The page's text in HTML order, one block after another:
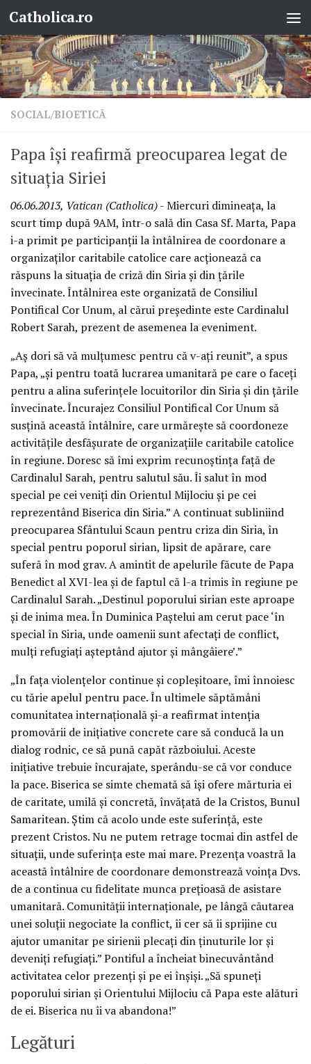
Skip to content
Catholica.ro
SOCIAL/BIOETICĂ
Papa îşi reafirmă preocuparea legat de
situaţia Siriei
06.06.2013, Vatican (Catholica)- Miercuri dimineaţa, la
scurt timp după 9AM, într-o sală din Casa Sf. Marta, Papa
i-a primit pe participanţii la întâlnirea de coordonare a
organizaţilor caritabile catolice care acţionează ca
răspuns la situaţia de criză din Siria şi din ţările
învecinate. Întâlnirea este organizată de Consiliul
Pontifical Cor Unum, al cărui preşedinte este Cardinalul
Robert Sarah, prezent de asemenea la eveniment.
„Aş dori să vă mulţumesc pentru că v-aţi reunit”, a spus
Papa, „şi pentru toată lucrarea umanitară pe care o faceţi
pentru a alina suferinţele locuitorilor din Siria şi din ţările
învecinate. Încurajez Consiliul Pontifical Cor Unum să
susţină această întâlnire, care urmăreşte să coordoneze
activităţile desfăşurate de organizaţiile caritabile catolice
în regiune. Doresc să îmi exprim recunoştinţa faţă de
Cardinalul Sarah, pentru salutul său. Îi salut în mod
special pe cei veniţi din Orientul Mijlociu şi pe cei
reprezentând Biserica din Siria.” A continuat subliniind
preocuparea Sfântului Scaun pentru criza din Siria, în
special pentru poporul sirian, lipsit de apărare, care
suferă în mod grav. A amintit de apelurile făcute de Papa
Benedict al XVI-lea şi de faptul că l-a trimis în regiune pe
Cardinalul Sarah. „Destinul poporului sirian este aproape
şi de inima mea. În Duminica Paştelui am cerut pace ‘în
special în Siria, unde oamenii sunt afectaţi de conflict,
mulţi refugiaţi aşteptând ajutor şi mângâiere’.”
„În faţa violenţelor continue şi copleşitoare, îmi înnoiesc
cu tărie apelul pentru pace. În ultimele săptămâni
comunitatea internaţională şi-a reafirmat intenţia
promovării de iniţiative concrete care să conducă la un
dialog rodnic, ce să pună capăt războiului. Aceste
iniţiative trebuie încurajate, sperându-se că vor conduce
la pace. Biserica se simte chemată să îşi ofere mărturia ei
de caritate, umilă şi concretă, învăţată de la Cristos, Bunul
Samaritean. Ştim că acolo unde este suferinţă, este
prezent Cristos. Nu ne putem retrage tocmai din astfel de
situaţii, unde suferinţa este mai mare. Prezenţa voastră la
această întâlnire de coordonare demonstrează voinţa Dvs.
de a continua cu fidelitate munca preţioasă de asistare
umanitară. Comunităţii internaţionale, pe lângă căutarea
unei soluţii negociate la conflict, îi cer să îi sprijine cu
ajutor umanitar pe sirienii plecaţi din ţinuturile lor şi
deveniţi refugiaţi.” Pontiful a încheiat binecuvântând
activitatea celor prezenţi şi pe ei înşişi. „Să spuneţi
poporului sirian şi Orientului Mijlociu că Papa este alături
de ei. Biserica nu îi va abandona!”
Legături